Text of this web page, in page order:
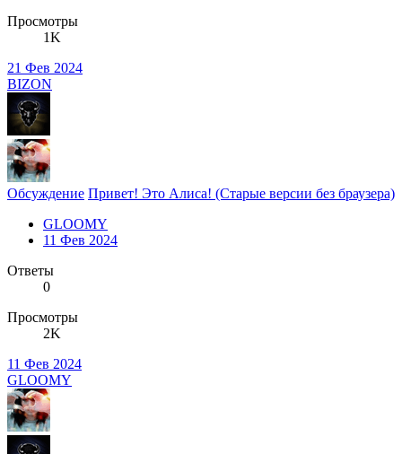
Просмотры
1K
21 Фев 2024
BIZON
Обсуждение Привет! Это Алиса! (Старые версии без браузера)
GLOOMY
11 Фев 2024
Ответы
0
Просмотры
2K
11 Фев 2024
GLOOMY